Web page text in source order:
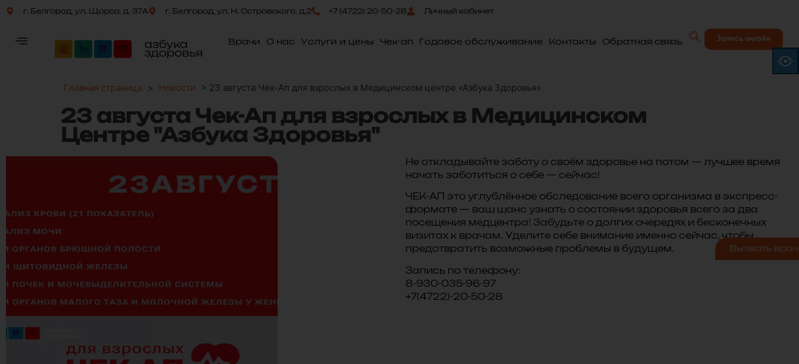
г. Белгород, ул. Щорса, д. 37А г. Белгород, ул. Н. Островского, д.2 +7 (4722) 20-50-28 Личный кабинет
Врачи О нас Услуги и цены Чек-ап Годовое обслуживание Контакты Обратная связь Запись онлайн
Вызвать
Главная страница > Новости > 23 августа Чек-Ап для взрослых в Медицинском центре «Азбука Здоровья»
23 августа Чек-Ап для взрослых в Медицинском
Центре "Азбука Здоровья"
Не откладывайте заботу о своём здоровье на потом — лучшее время
начать заботиться о себе — сейчас!
ЧЕК-АП это углублённое обследование всего организма в экспресс-
формате — ваш шанс узнать о состоянии здоровья всего за два
посещения медцентра! Забудьте о долгих очередях и бесконечных
визитах к врачам. Уделите себе внимание именно сейчас, чтобы
предотвратить возможные проблемы в будущем.
Запись по телефону:
8-930-035-96-97
+7(4722)-20-50-28